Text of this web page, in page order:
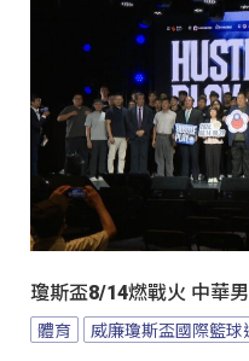
瓊斯盃8/14燃戰火 中華
體育 威廉瓊斯盃國際籃球